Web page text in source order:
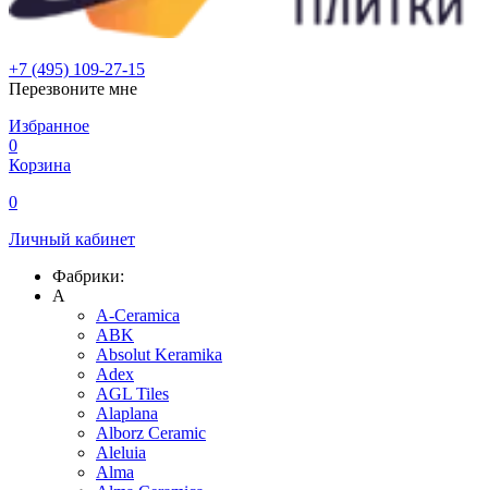
+7 (495) 109-27-15
Перезвоните мне
Избранное
0
Корзина
0
Личный кабинет
Фабрики:
A
A-Ceramica
ABK
Absolut Keramika
Adex
AGL Tiles
Alaplana
Alborz Ceramic
Aleluia
Alma